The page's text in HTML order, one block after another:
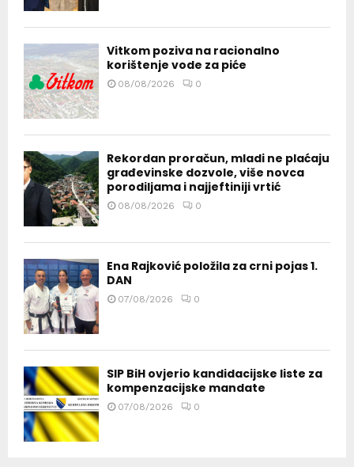
Vitkom poziva na racionalno
korištenje vode za piće
08/08/2026 0
Rekordan proračun, mladi ne plaćaju
građevinske dozvole, više novca
porodiljama i najjeftiniji vrtić
08/08/2026 0
Ena Rajković položila za crni pojas 1.
DAN
07/08/2026 0
SIP BiH ovjerio kandidacijske liste za
kompenzacijske mandate
07/08/2026 0